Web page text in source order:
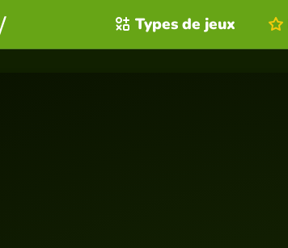
Types de jeux